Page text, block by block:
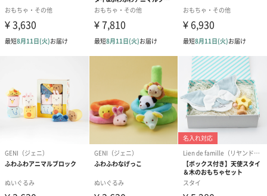
強弱などの指先の訓練､創造力､発想力､指の動きと位置を空間的に
認識し覚える力､またメロディーを覚える力なども養うことができ
ます｡
商品詳細情報
サイズ
36.2×28.7×15.5cm
2.2×2.2×13cm（最少パーツ）
1.5歳～
材質
天然木、天然木化粧合板、鉄、紙
本体重量
2470g